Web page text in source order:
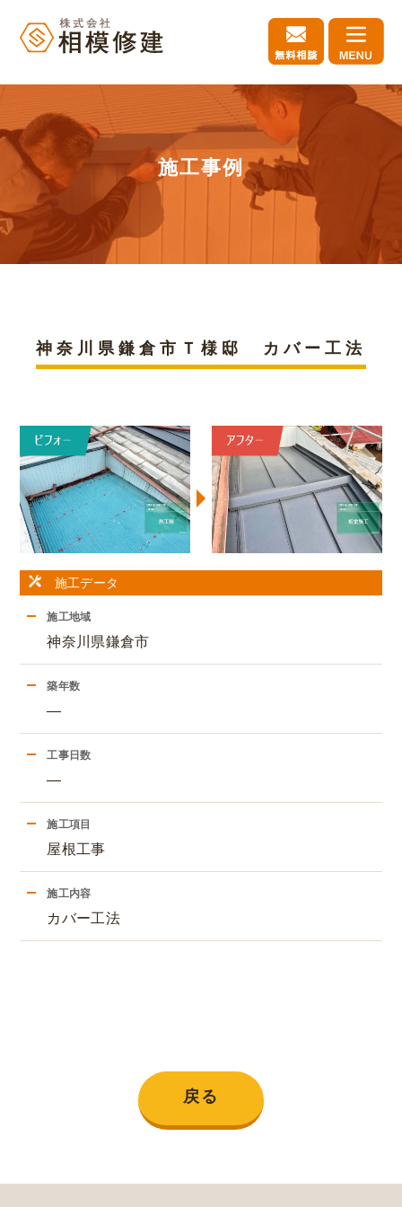
施工事例
神奈川県鎌倉市Ｔ様邸 カバー工法
施工データ
施工地域
神奈川県鎌倉市
築年数
―
工事日数
―
施工項目
屋根工事
施工内容
カバー工法
戻る